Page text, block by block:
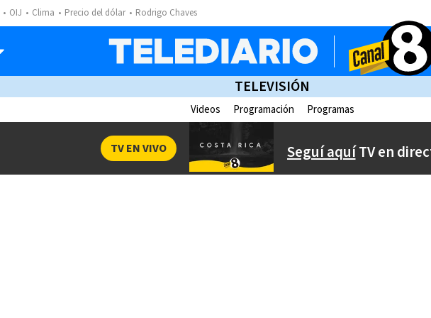
OIJ Clima Precio del dólar Rodrigo Chaves
TELEVISIÓN
Videos Programación Programas
Seguí aquíTV en
TV EN VIVO